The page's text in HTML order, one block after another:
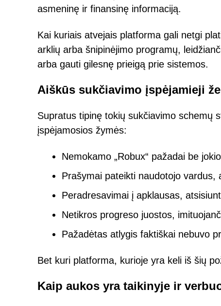
asmeninę ir finansinę informaciją.
Kai kuriais atvejais platforma gali netgi
arklių arba šnipinėjimo programų,
arba gauti gilesnę prieigą prie sistemos.
Aiškūs sukčiavimo įspėjamieji
Supratus tipinę tokių sukčiavimo schemų
įspėjamosios žymės:
Nemokamo „Robux“ pažadai be
Prašymai pateikti naudotojo
Peradresavimai į apklausas,
Netikros progreso juostos,
Pažadėtas atlygis faktiškai nebuvo
Bet kuri platforma, kurioje yra keli iš šių
Kaip aukos yra taikinyje ir